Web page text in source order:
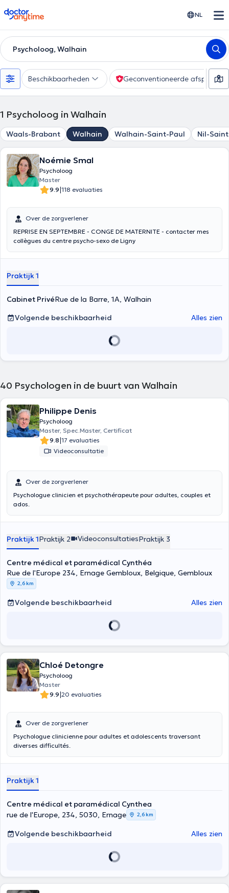
doctoranytime NL
Psycholoog, Walhain
Beschikbaarheden Geconventioneerde afspraak
1 Psycholoog in Walhain
Waals-Brabant Walhain Walhain-Saint-Paul Nil-
Noémie Smal
Psycholoog
Master
9.9|118 evaluaties
Over de zorgverlener
REPRISE EN SEPTEMBRE - CONGE DE MATERNITE - contacter mes
collègues du centre psycho-sexo de Ligny
Praktijk 1
Cabinet PrivéRue de la Barre, 1A, Walhain
Volgende beschikbaarheid
Alles zien
40 Psychologen in de buurt van Walhain
Philippe Denis
Psycholoog
Master, Spec.Master, Certificat
9.8|17 evaluaties
Videoconsultatie
Over de zorgverlener
Psychologue clinicien et psychothérapeute pour adultes, couples et
ados.
Praktijk 1Praktijk 2 VideoconsultatiesPraktijk 3
Centre médical et paramédical Cynthéa
Rue de l'Europe 234, Ernage Gembloux, Belgique, Gembloux
2,6 km
Volgende beschikbaarheid Alles zien
Chloé Detongre
Psycholoog
Master
9.9|20 evaluaties
Over de zorgverlener
Psychologue clinicienne pour adultes et adolescents traversant
diverses difficultés.
Praktijk 1
Centre médical et paramédical Cynthea
rue de l'Europe, 234, 5030, Ernage
2,6 km
Volgende beschikbaarheid Alles zien